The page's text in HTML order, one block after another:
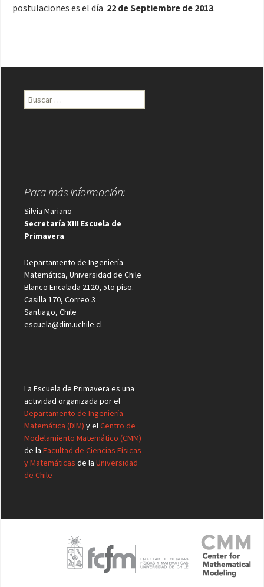
postulaciones es el día 22 de Septiembre de 2013.
Buscar:
Para más información:
Silvia Mariano
Secretaría XIII Escuela de
Primavera
Departamento de Ingeniería
Matemática, Universidad de Chile
Blanco Encalada 2120, 5to piso.
Casilla 170, Correo 3
Santiago, Chile
escuela@dim.uchile.cl
La Escuela de Primavera es una
actividad organizada por el
Departamento de Ingeniería
Matemática (DIM) y elCentro de
Modelamiento Matemático (CMM)
de la Facultad de Ciencias Físicas
y Matemáticas de la Universidad
de Chile